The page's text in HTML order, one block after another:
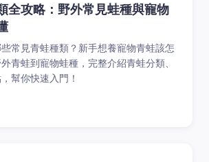
全攻略：野外常見蛙種與寵物
常見青蛙種類？新手想養寵物青蛙該怎
青蛙到寵物蛙種，完整介紹青蛙分類、
幫你快速入門！